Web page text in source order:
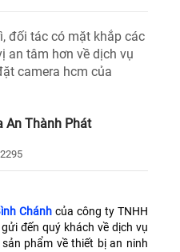
đối tác có mặt khắp các
an tâm hơn về dịch vụ
camera hcm của
An Thành Phát
Chánh của công ty TNHH
đến quý khách về dịch vụ
phẩm về thiết bị an ninh